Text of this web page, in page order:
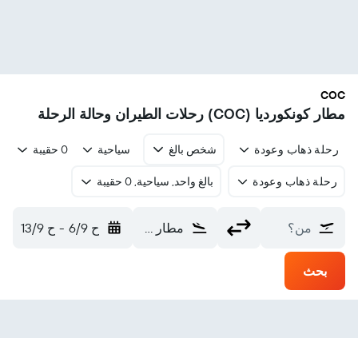
COC
مطار كونكورديا (COC) رحلات الطيران وحالة الرحلة
رحلة ذهاب وعودة شخص بالغ سياحية 0 حقيبة
رحلة ذهاب وعودة بالغ واحد, سياحية, 0 حقيبة
من؟ مطار كونكورديا (COC) ح 6/9 - ح 13/9
بحث